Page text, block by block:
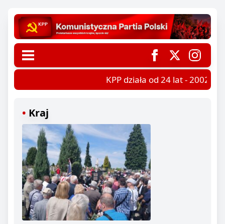
KPP działa od 24 lat - 2002-
Kraj